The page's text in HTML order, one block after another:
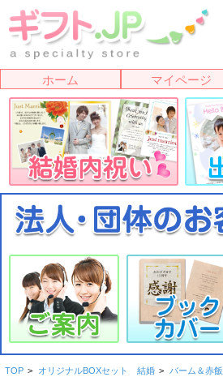
ホーム マイページ
TOP > オリジナルBOXセット 結婚 > バーム＆赤飯